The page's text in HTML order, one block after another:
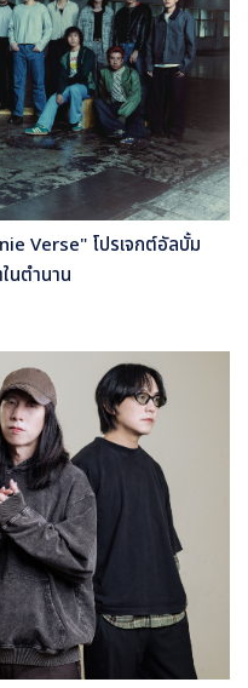
Verse" โปรเจกต์อัลบั้ม
นตำนาน